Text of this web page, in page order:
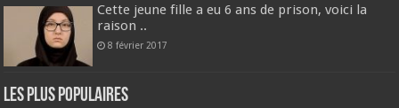
Cette jeune fille a eu 6 ans de prison, voici la
raison ..
8 février 2017
Les plus populaires